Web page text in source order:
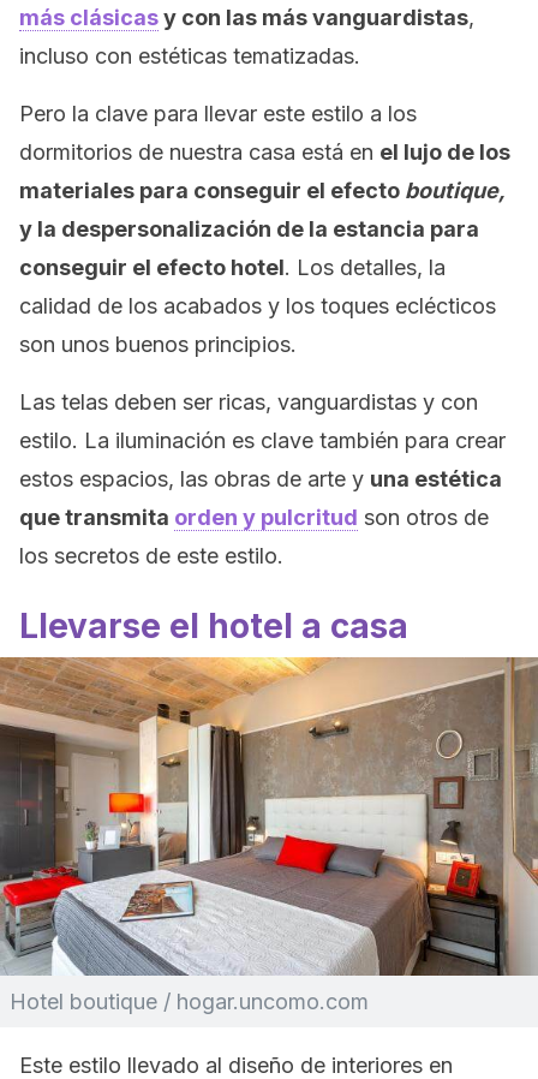
más clásicasy con las más vanguardistas,
incluso con estéticas tematizadas.
Pero la clave para llevar este estilo a los
dormitorios de nuestra casa está en el lujo de los
materiales para conseguir el efecto boutique,
y la despersonalización de la estancia para
conseguir el efecto hotel. Los detalles, la
calidad de los acabados y los toques eclécticos
son unos buenos principios.
Las telas deben ser ricas, vanguardistas y con
estilo. La iluminación es clave también para crear
estos espacios, las obras de arte y una estética
que transmita orden y pulcritud son otros de
los secretos de este estilo.
Llevarse el hotel a casa
Hotel boutique / hogar.uncomo.com
Este estilo llevado al diseño de interiores en